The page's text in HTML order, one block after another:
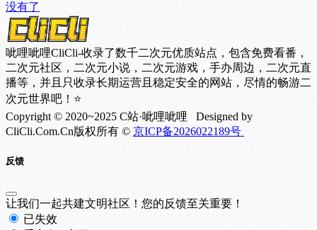
没有了
呲哩呲哩CliCli-收录了数千二次元优质站点，包含免费看番，
二次元社区，二次元小说，二次元游戏，手办周边，二次元直
播等，并且只收录长期运营且稳定安全的网站，尽情的畅游二
次元世界吧！⭐
Copyright © 2020~2025 C站·呲哩呲哩 Designed by
CliCli.Com.Cn版权所有 © 京ICP备2026022189号
反馈
让我们一起共建文明社区！您的反馈至关重要！
已失效